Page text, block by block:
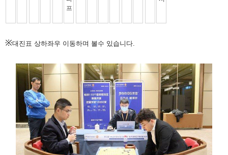
※대진표 상하좌우 이동하며 볼수 있습니다.